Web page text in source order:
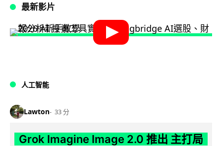
最新影片
人工智能
Lawton 33 分
Grok Imagine Image 2.0 推出 主打局